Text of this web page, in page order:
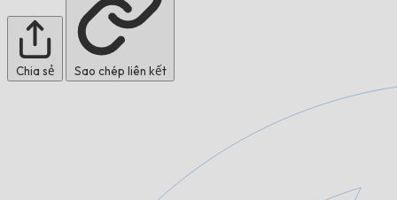
Chia sẻ Sao chép liên kết